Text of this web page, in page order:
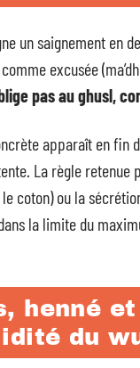
un saignement en
excusée
pas au ghusl,
apparaît en fin
La règle retenue
coton) ou la
la limite du
henné
du